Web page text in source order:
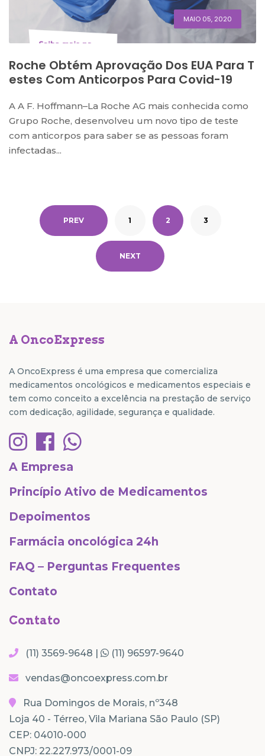
MAIO 05, 2020
Roche Obtém Aprovação Dos EUA Para T
Estes Com Anticorpos Para Covid-19
A A F. Hoffmann–La Roche AG mais conhecida como
Grupo Roche, desenvolveu um novo tipo de teste
com anticorpos para saber se as pessoas foram
infectadas...
PREV 1 2 3
NEXT
A OncoExpress
A OncoExpress é uma empresa que comercializa
medicamentos oncológicos e medicamentos especiais e
tem como conceito a excelência na prestação de serviço
com dedicação, agilidade, segurança e qualidade.
A Empresa
Princípio Ativo de Medicamentos
Depoimentos
Farmácia oncológica 24h
FAQ – Perguntas Frequentes
Contato
Contato
(11) 3569-9648 | (11) 96597-9640
vendas@oncoexpress.com.br
Rua Domingos de Morais, nº348
Loja 40 - Térreo, Vila Mariana São Paulo (SP)
CEP: 04010-000
CNPJ: 22.227.973/0001-09